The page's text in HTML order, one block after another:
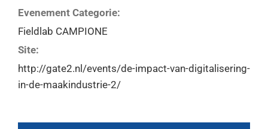
Evenement Categorie:
Fieldlab CAMPIONE
Site:
http://gate2.nl/events/de-impact-van-digitalisering-
in-de-maakindustrie-2/